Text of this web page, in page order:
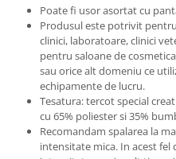
Poate fi usor asortat cu
Produsul este potrivit
clinici, laboratoare, clinici
pentru saloane de
sau orice alt domeniu ce
echipamente de lucru.
Tesatura: tercot special
cu 65% poliester si 35%
Recomandam spalarea la
intensitate mica. In acest fel